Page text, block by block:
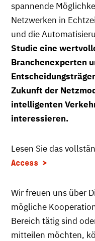
spannende
Netzwerken in
und die
Studie eine
Branchenexperten
Zukunft der
intelligenten
interessieren.
Lesen Sie das
Access
Wir freuen uns über
mögliche
Bereich tätig sind
mitteilen möchten,